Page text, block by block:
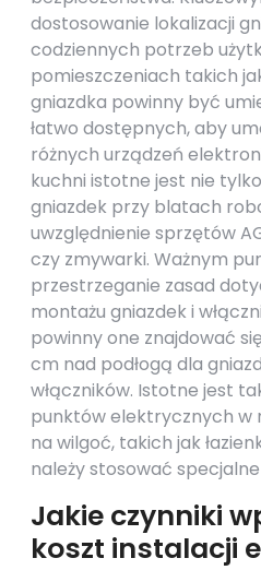
dostosowanie lokalizacji
codziennych potrzeb
pomieszczeniach takich
gniazdka powinny być
łatwo dostępnych, aby
różnych urządzeń
kuchni istotne jest nie
gniazdek przy blatach
uwzględnienie sprzętów
czy zmywarki. Ważnym
przestrzeganie zasad
montażu gniazdek i
powinny one znajdować
cm nad podłogą dla
włączników. Istotne jest
punktów elektrycznych w
na wilgoć, takich jak
należy stosować
Jakie czynniki
koszt instalacji